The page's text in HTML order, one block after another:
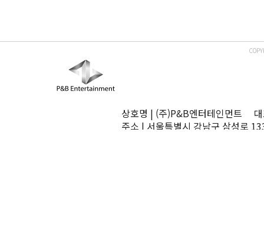
상호명 | (주)P&B엔터테인먼트
주소 | 서울특별시 강남구 삼성로